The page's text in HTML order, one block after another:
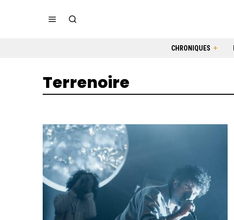
CHRONIQUES
Terrenoire